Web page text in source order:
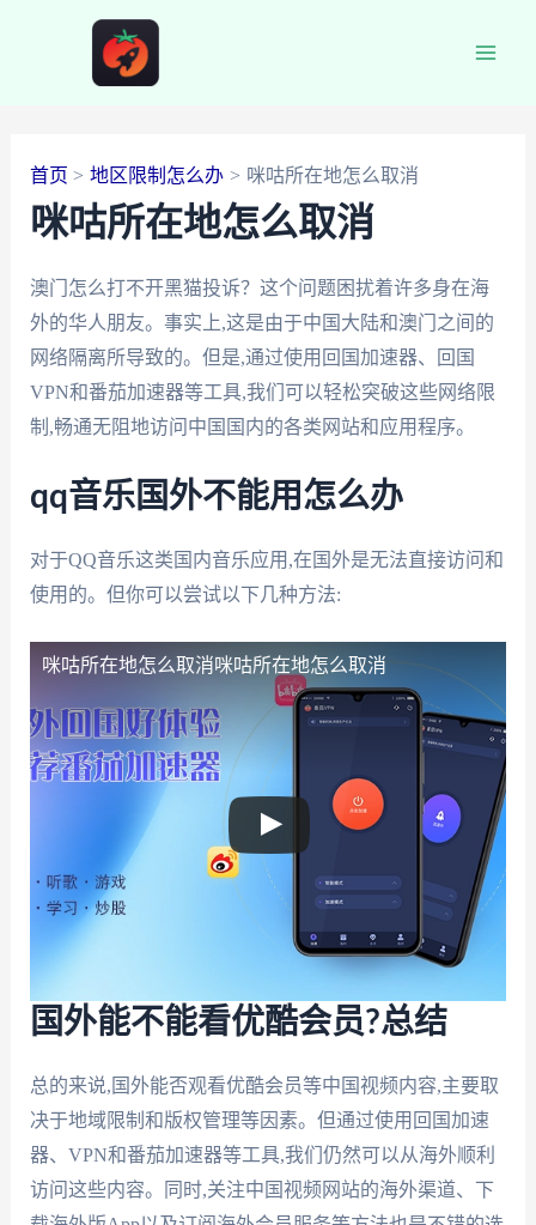
首页 地区限制怎么办 咪咕所在地怎么取消
咪咕所在地怎么取消
澳门怎么打不开黑猫投诉？这个问题困扰着许多身在海
外的华人朋友。事实上,这是由于中国大陆和澳门之间的
网络隔离所导致的。但是,通过使用回国加速器、回国
VPN和番茄加速器等工具,我们可以轻松突破这些网络限
制,畅通无阻地访问中国国内的各类网站和应用程序。
qq音乐国外不能用怎么办
对于QQ音乐这类国内音乐应用,在国外是无法直接访问和
使用的。但你可以尝试以下几种方法:
咪咕所在地怎么取消咪咕所在地怎么取消
国外能不能看优酷会员?总结
总的来说,国外能否观看优酷会员等中国视频内容,主要取
决于地域限制和版权管理等因素。但通过使用回国加速
器、VPN和番茄加速器等工具,我们仍然可以从海外顺利
访问这些内容。同时,关注中国视频网站的海外渠道、下